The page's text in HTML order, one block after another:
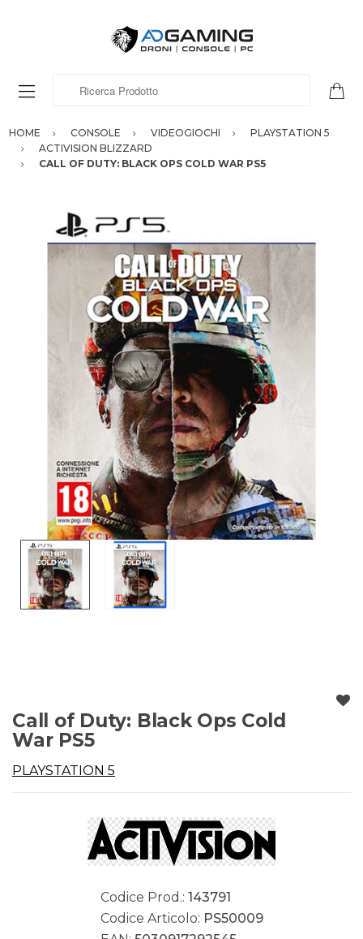
HOME CONSOLE VIDEOGIOCHI
PLAYSTATION 5
ACTIVISION BLIZZARD
CALL OF DUTY: BLACK OPS COLD WAR PS5
Call of Duty: Black Ops Cold
War PS5
PLAYSTATION 5
Codice Prod.: 143791
Codice Articolo: PS50009